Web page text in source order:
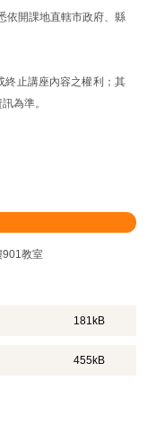
依開課地直轄市政府、縣
終止講座內容之權利；其
為準。
901教室
181kB
455kB